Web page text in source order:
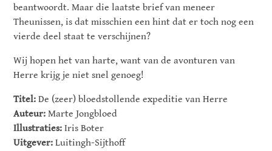
beantwoordt. Maar die laatste brief van meneer
Theunissen, is dat misschien een hint dat er toch nog een
vierde deel staat te verschijnen?
Wij hopen het van harte, want van de avonturen van
Herre krijg je niet snel genoeg!
Titel: De (zeer) bloedstollende expeditie van Herre
Auteur: Marte Jongbloed
Illustraties: Iris Boter
Uitgever: Luitingh-Sijthoff